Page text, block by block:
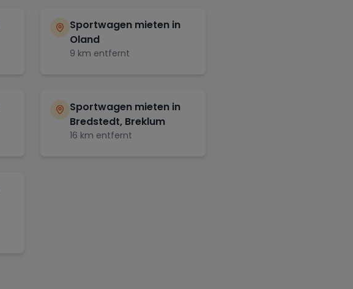
Sportwagen mieten in
Oland
9 km entfernt
Sportwagen mieten in
Bredstedt, Breklum
16 km entfernt